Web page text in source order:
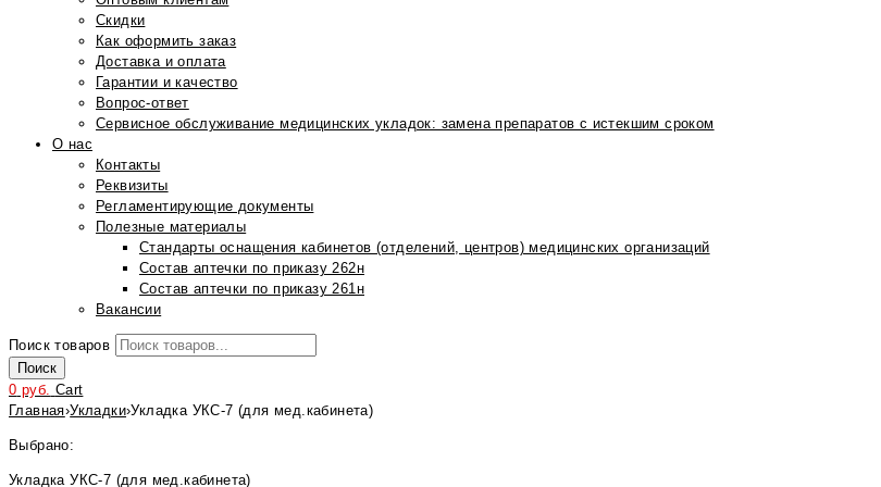
Скидки
Как оформить заказ
Доставка и оплата
Гарантии и качество
Вопрос-ответ
Сервисное обслуживание медицинских укладок: замена препаратов с истекшим сроком
О нас
Контакты
Реквизиты
Регламентирующие документы
Полезные материалы
Стандарты оснащения кабинетов (отделений, центров) медицинских организаций
Состав аптечки по приказу 262н
Состав аптечки по приказу 261н
Вакансии
Поиск товаров
Поиск
0 руб. Cart
Главная›Укладки›Укладка УКС-7 (для мед.кабинета)
Выбрано:
Укладка УКС-7 (для мед.кабинета)